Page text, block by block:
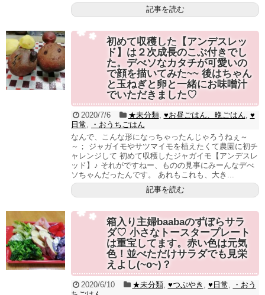
記事を読む
初めて収穫した【アンデスレッ
ド】は２次成長のこぶ付きでし
た。デべソなカタチが可愛いの
で顔を描いてみた~~ 後はちゃん
と玉ねぎと卵と一緒にお味噌汁
でいただきました♡
2020/7/6 ★未分類, ♥お昼ごはん、晩ごはん, ♥
日常,
・おうちごはん
なんで、こんな形になっちゃったんじゃろうねぇ～
～； ジャガイモやサツマイモを植えたくて農園に初チ
ャレンジして 初めて収穫したジャガイモ【アンデスレ
ッド】♪ それがですねー、ものの見事にみーんなデべ
ソちゃんだったんです。 あれもこれも、大き...
記事を読む
箱入り主婦baabaのずぼらサラ
ダ♡ 小さなトースタープレート
は重宝してます。赤い色は元気
色！並べただけサラダでも見栄
えよし(~o~)？
2020/6/10 ★未分類, ♥つぶやき , ♥日常,
・おう